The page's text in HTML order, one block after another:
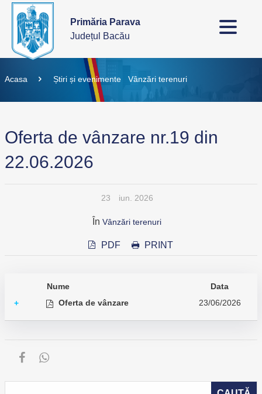
Primăria Parava
Județul Bacău
Acasa Știri și evenimente Vânzări terenuri
Oferta de vânzare nr.19 din
22.06.2026
23 iun. 2026
În Vânzări terenuri
PDF PRINT
Nume
Data
+
Oferta de vânzare 23/06/2026